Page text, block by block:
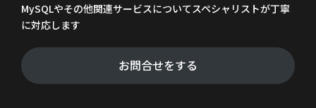
MySQLやその他関連サービスについてスペシャリストが丁寧
に対応します
お問合せをする